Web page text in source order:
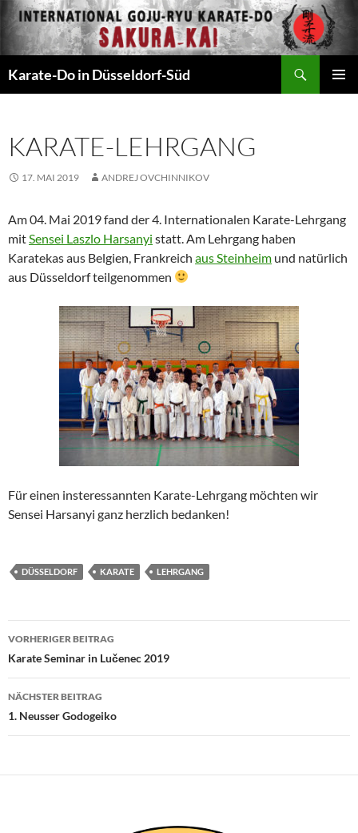
Zum
Inhalt
springen
Karate-Do in Düsseldorf-Süd
KARATE-LEHRGANG
17. MAI 2019 ANDREJ OVCHINNIKOV
Am 04. Mai 2019 fand der 4. Internationalen Karate-Lehrgang
mit Sensei Laszlo Harsanyi statt. Am Lehrgang haben
Karatekas aus Belgien, Frankreich aus Steinheim und natürlich
aus Düsseldorf teilgenommen
Für einen insteressannten Karate-Lehrgang möchten wir
Sensei Harsanyi ganz herzlich bedanken!
DÜSSELDORF KARATE LEHRGANG
Beitragsnavigation
VORHERIGER BEITRAG
Karate Seminar in Lučenec 2019
NÄCHSTER BEITRAG
1. Neusser Godogeiko